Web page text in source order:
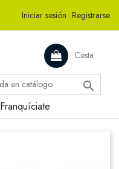
Iniciar sesión · Registrarse
Cesta

Franquíciate